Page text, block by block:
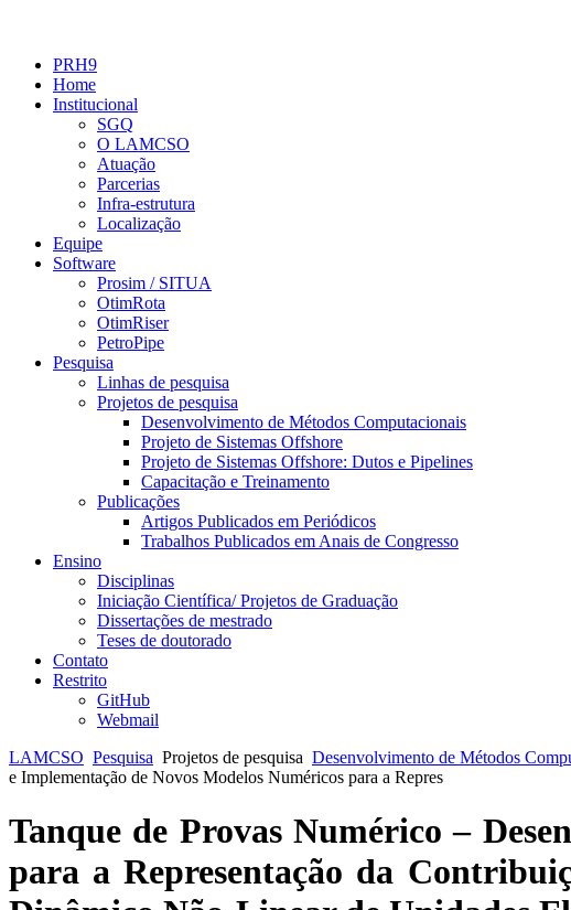
PRH9
Home
Institucional
SGQ
O LAMCSO
Atuação
Parcerias
Infra-estrutura
Localização
Equipe
Software
Prosim / SITUA
OtimRota
OtimRiser
PetroPipe
Pesquisa
Linhas de pesquisa
Projetos de pesquisa
Desenvolvimento de Métodos Computacionais
Projeto de Sistemas Offshore
Projeto de Sistemas Offshore: Dutos e Pipelines
Capacitação e Treinamento
Publicações
Artigos Publicados em Periódicos
Trabalhos Publicados em Anais de Congresso
Ensino
Disciplinas
Iniciação Científica/ Projetos de Graduação
Dissertações de mestrado
Teses de doutorado
Contato
Restrito
GitHub
Webmail
LAMCSO Pesquisa Projetos de pesquisa Desenvolvimento de Métodos
e Implementação de Novos Modelos Numéricos para a Repres
Tanque de Provas Numérico –
para a Representação da